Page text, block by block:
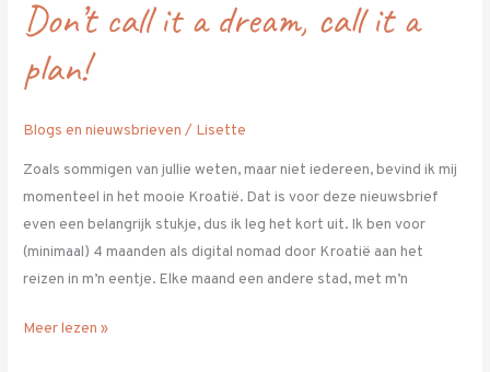
Don’t call it a dream, call it a
plan!
Blogs en nieuwsbrieven / Lisette
Zoals sommigen van jullie weten, maar niet iedereen, bevind ik mij
momenteel in het mooie Kroatië. Dat is voor deze nieuwsbrief
even een belangrijk stukje, dus ik leg het kort uit. Ik ben voor
(minimaal) 4 maanden als digital nomad door Kroatië aan het
reizen in m’n eentje. Elke maand een andere stad, met m’n
Meer lezen »